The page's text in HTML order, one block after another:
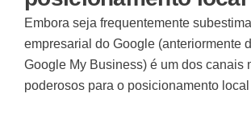
Embora seja frequentemente
empresarial do Google (anteriormente
Google My Business) é um dos canais
poderosos para o posicionamento